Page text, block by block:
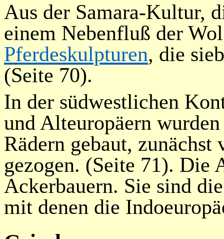
Aus der Samara-Kultur,
einem Nebenfluß der
Pferdeskulpturen, die
(Seite 70).
In der südwestlichen
und Alteuropäern
Rädern gebaut, zunächst
gezogen. (Seite 71). Die
Ackerbauern. Sie sind
mit denen die